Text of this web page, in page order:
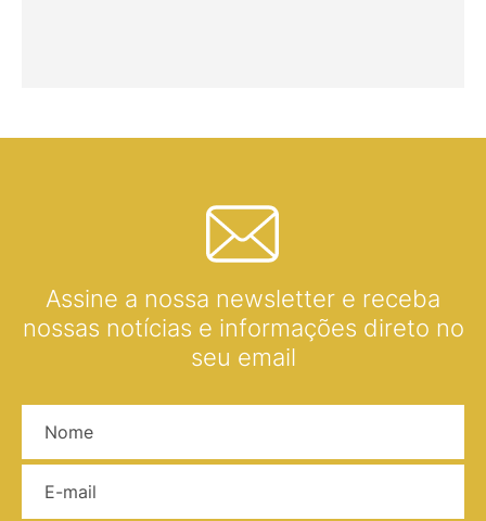
Assine a nossa newsletter e receba
nossas notícias e informações direto no
seu email